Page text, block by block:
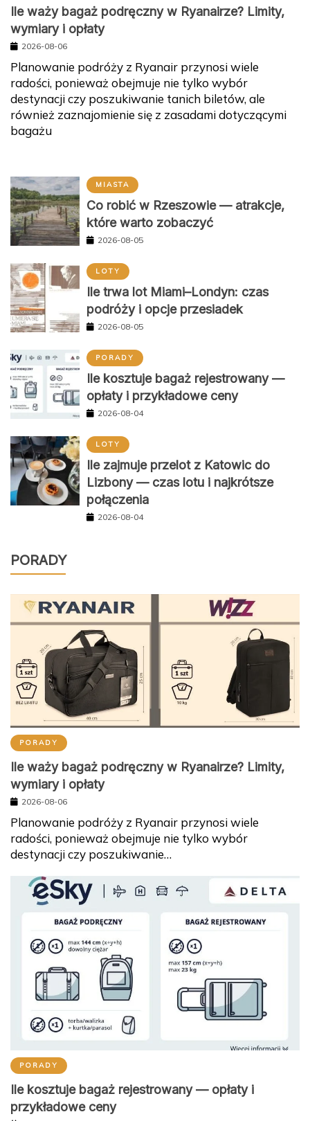
Ile waży bagaż podręczny w Ryanairze? Limity,
wymiary i opłaty
2026-08-06
Planowanie podróży z Ryanair przynosi wiele
radości, ponieważ obejmuje nie tylko wybór
destynacji czy poszukiwanie tanich biletów, ale
również zaznajomienie się z zasadami dotyczącymi
bagażu
MIASTA
Co robić w Rzeszowie — atrakcje,
które warto zobaczyć
2026-08-05
LOTY
Ile trwa lot Miami–Londyn: czas
podróży i opcje przesiadek
2026-08-05
PORADY
Ile kosztuje bagaż rejestrowany —
opłaty i przykładowe ceny
2026-08-04
LOTY
Ile zajmuje przelot z Katowic do
Lizbony — czas lotu i najkrótsze
połączenia
2026-08-04
PORADY
PORADY
Ile waży bagaż podręczny w Ryanairze? Limity,
wymiary i opłaty
2026-08-06
Planowanie podróży z Ryanair przynosi wiele
radości, ponieważ obejmuje nie tylko wybór
destynacji czy poszukiwanie…
PORADY
Ile kosztuje bagaż rejestrowany — opłaty i
przykładowe ceny